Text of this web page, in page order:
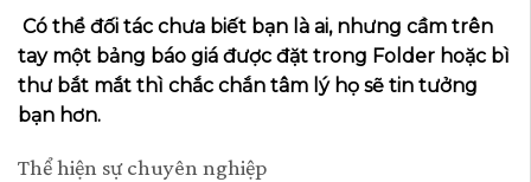
Có thể đối tác chưa biết bạn là ai, nhưng cầm trên
tay một bảng báo giá được đặt trong Folder hoặc bì
thư bắt mắt thì chắc chắn tâm lý họ sẽ tin tưởng
bạn hơn.
Thể hiện sự chuyên nghiệp